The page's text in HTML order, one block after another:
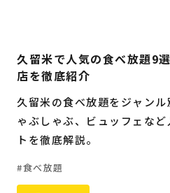
久留米で人気の食べ放題9
店を徹底紹介
久留米の食べ放題をジャン
ゃぶしゃぶ、ビュッフェな
トを徹底解説。
食べ放題